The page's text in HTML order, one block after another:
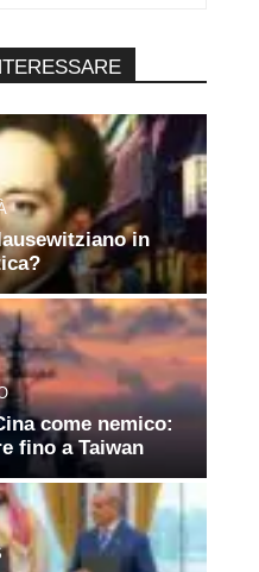
in
come nemico:
fino a Taiwan